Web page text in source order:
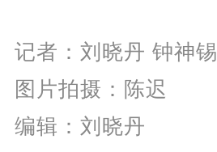
记者：刘晓丹 钟神锡
图片拍摄：陈迟
编辑：刘晓丹